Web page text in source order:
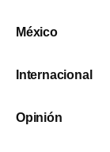
México
Internacional
Opinión